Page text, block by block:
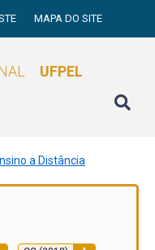
MAPA DO SITE
UFPEL
a Distância